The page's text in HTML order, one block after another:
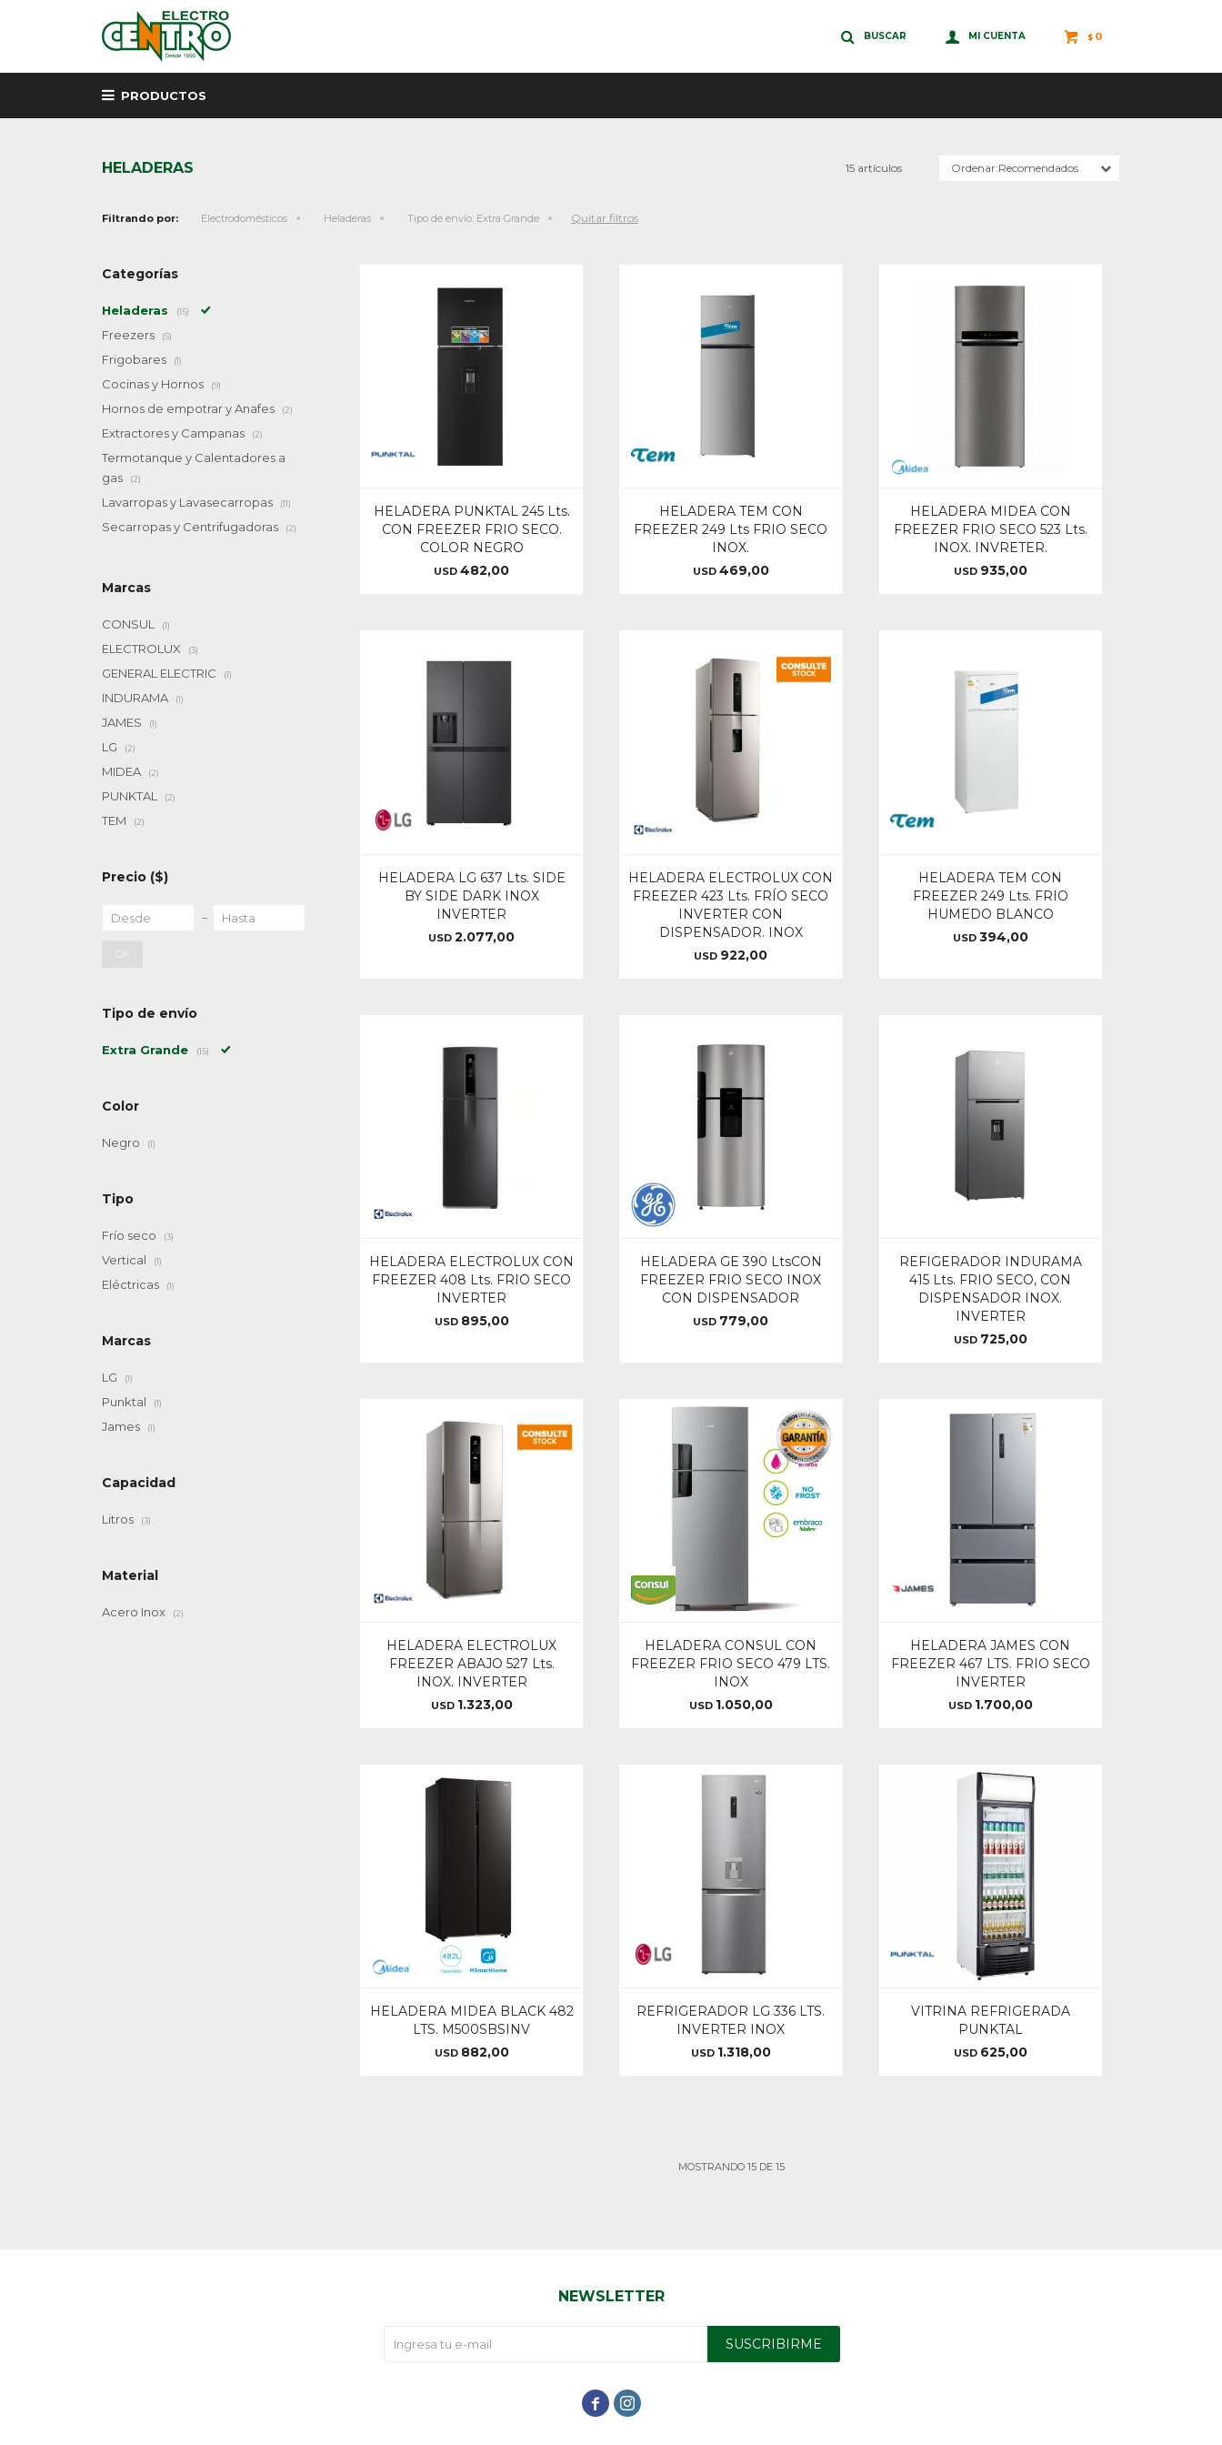
PRODUCTOS
$ 0
HELADERAS 15 artículos Recomendados
Filtrando por: Electrodomésticos Heladeras Tipo de envío: Extra Grande Quitar filtros
HELADERA PUNKTAL 245 Lts.
CON FREEZER FRIO SECO.
COLOR NEGRO
USD 482,00
HELADERA TEM CON
FREEZER 249 Lts FRIO SECO
INOX.
USD 469,00
HELADERA MIDEA CON
FREEZER FRIO SECO 523 Lts.
INOX. INVRETER.
USD 935,00
HELADERA LG 637 Lts. SIDE
BY SIDE DARK INOX
INVERTER
USD 2.077,00
HELADERA ELECTROLUX CON
FREEZER 423 Lts. FRÍO SECO
INVERTER CON
DISPENSADOR. INOX
USD 922,00
HELADERA TEM CON
FREEZER 249 Lts. FRIO
HUMEDO BLANCO
USD 394,00
HELADERA ELECTROLUX CON
FREEZER 408 Lts. FRIO SECO
INVERTER
USD 895,00
HELADERA GE 390 LtsCON
FREEZER FRIO SECO INOX
CON DISPENSADOR
USD 779,00
REFIGERADOR INDURAMA
415 Lts. FRIO SECO, CON
DISPENSADOR INOX.
INVERTER
USD 725,00
HELADERA ELECTROLUX
FREEZER ABAJO 527 Lts.
INOX. INVERTER
USD 1.323,00
HELADERA CONSUL CON
FREEZER FRIO SECO 479 LTS.
INOX
USD 1.050,00
HELADERA JAMES CON
FREEZER 467 LTS. FRIO SECO
INVERTER
USD 1.700,00
HELADERA MIDEA BLACK 482
LTS. M500SBSINV
USD 882,00
REFRIGERADOR LG 336 LTS.
INVERTER INOX
USD 1.318,00
VITRINA REFRIGERADA
PUNKTAL
USD 625,00
MOSTRANDO 15DE 15
Categorías
Heladeras (15)
Freezers (5)
Frigobares (1)
Cocinas y Hornos (9)
Hornos de empotrar y Anafes (2)
Extractores y Campanas (2)
Termotanque y Calentadores a
gas
(2)
Lavarropas y Lavasecarropas (11)
Secarropas y Centrifugadoras (2)
Marcas
CONSUL (1)
ELECTROLUX (3)
GENERAL ELECTRIC (1)
INDURAMA (1)
JAMES (1)
LG (2)
MIDEA (2)
PUNKTAL (2)
TEM (2)
Precio ($)
OK
Tipo de envío
Extra Grande (15)
Color
Negro (1)
Tipo
Frío seco (3)
Vertical (1)
Eléctricas (1)
Marcas
LG (1)
Punktal (1)
James (1)
Capacidad
Litros (3)
Material
Acero Inox (2)
NEWSLETTER
SUSCRIBIRME
 